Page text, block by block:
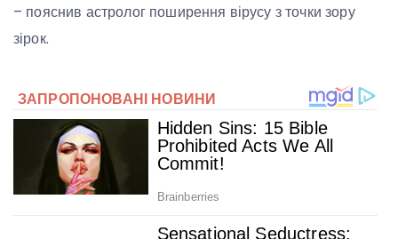
– пояснив астролог поширення вірусу з точки зору
зірок.